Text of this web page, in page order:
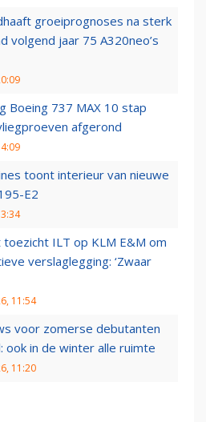
groeiprognoses na sterk
volgend jaar 75 A320neo’s
Boeing 737 MAX 10 stap
afgerond
toont interieur van nieuwe
E2
ILT op KLM E&M om
verslaglegging: ‘Zwaar
11:54
voor zomerse debutanten
ook in de winter alle ruimte
11:20